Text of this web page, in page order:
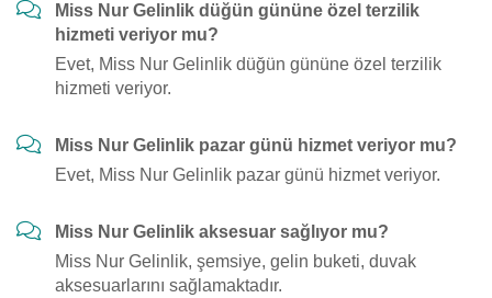
Miss Nur Gelinlik düğün gününe özel terzilik
hizmeti veriyor mu?
Evet, Miss Nur Gelinlik düğün gününe özel terzilik
hizmeti veriyor.
Miss Nur Gelinlik pazar günü hizmet veriyor mu?
Evet, Miss Nur Gelinlik pazar günü hizmet veriyor.
Miss Nur Gelinlik aksesuar sağlıyor mu?
Miss Nur Gelinlik, şemsiye, gelin buketi, duvak
aksesuarlarını sağlamaktadır.